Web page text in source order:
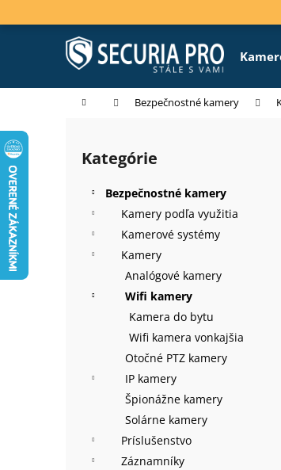
na
Domov Bezpečnostné kamery
Preskočiť
kategórie
Kategórie
Bezpečnostné kamery
Kamery podľa využitia
Kamerové systémy
Kamery
Analógové kamery
Wifi kamery
Kamera do bytu
Wifi kamera vonkajšia
Otočné PTZ kamery
IP kamery
Špionážne kamery
Solárne kamery
Príslušenstvo
Záznamníky
o
k
Späť
obchodu
Späť
obchodu